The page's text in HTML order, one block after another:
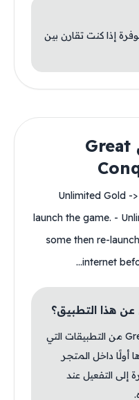
إذا كنت تقارن بين
معلومات مهمة عن Great
- Unlimited Gold
launch the game. -
some then re-
internet
هذا التطبيق؟
لأن Great Conqueror 2: Shogun من التطبيقات التي
أولًا داخل المتجر
إلى التفعيل عند